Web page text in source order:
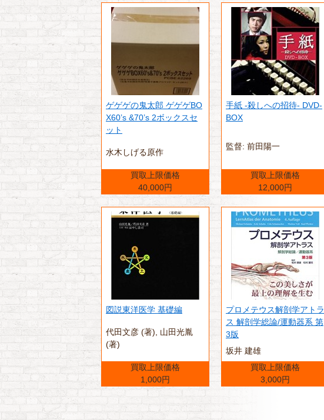
ゲゲゲの鬼太郎 ゲゲゲBO
X60’s &70’s 2ボックスセ
ット
水木しげる原作
買取上限価格
40,000円
手紙 -殺しへの招待- DVD-
BOX
監督: 前田陽一
買取上限価格
12,000円
図説東洋医学 基礎編
代田文彦 (著),‎ 山田光胤
(著)
買取上限価格
1,000円
プロメテウス解剖学アトラ
ス 解剖学総論/運動器系 第
3版
坂井 建雄
買取上限価格
3,000円